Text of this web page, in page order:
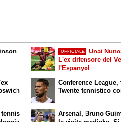
UFFICIALE
Unai
L'ex difensore del
l'Espanyol
Conference
Twente tennistico
tennis
Arsenal, Bruno